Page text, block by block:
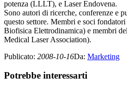
potenza (LLLT), e Laser Endovena.
Sono autori di ricerche, conferenze e
questo settore. Membri e soci
Biofisica Elettrodinamica) e membri
Medical Laser Association).
Publicato: 2008-10-16Da: Marketing
Potrebbe interessarti